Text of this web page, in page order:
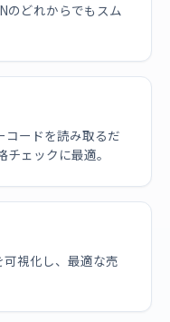
のどれからでもスム
コードを読み取るだ
ェックに最適。
視化し、最適な売